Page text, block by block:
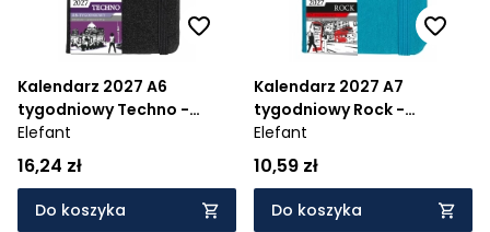
Kalendarz 2027 A6
tygodniowy Techno -
czarny
Elefant
16,24 zł
Do koszyka
Kalendarz 2027 A7
tygodniowy Rock -
turkusowy
Elefant
10,59 zł
Do koszyka